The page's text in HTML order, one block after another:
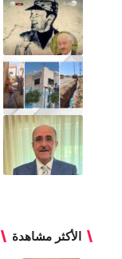
الأكثر مشاهدة